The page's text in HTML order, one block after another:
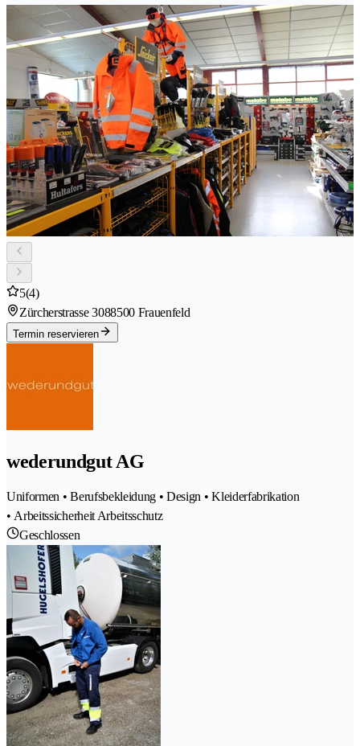
5(4)
Zürcherstrasse 3088500 Frauenfeld
Termin reservieren
wederundgut AG
Uniformen • Berufsbekleidung • Design • Kleiderfabrikation
• Arbeitssicherheit Arbeitsschutz
Geschlossen